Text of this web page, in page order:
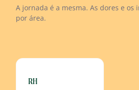
A jornada é a mesma. As dores e os
por área.
RH